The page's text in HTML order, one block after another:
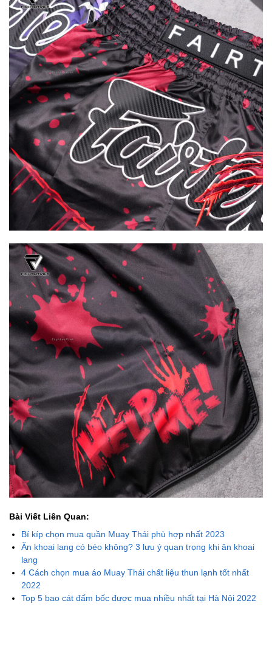
Bài Viết Liên Quan:
Bí kíp chọn mua quần Muay Thái phù hợp nhất 2023
Ăn khoai lang có béo không? 3 lưu ý quan trọng khi ăn khoai
lang
4 Cách chọn mua áo Muay Thái chất liệu thun lạnh tốt nhất
2022
Top 5 bao cát đấm bốc được mua nhiều nhất tại Hà Nội 2022